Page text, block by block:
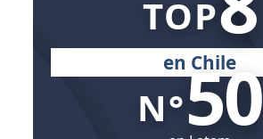
TOP
en Chile
N°50